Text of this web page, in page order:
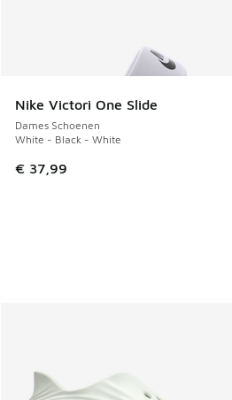
Nike Victori One Slide
Dames Schoenen
White - Black - White
€ 37,99